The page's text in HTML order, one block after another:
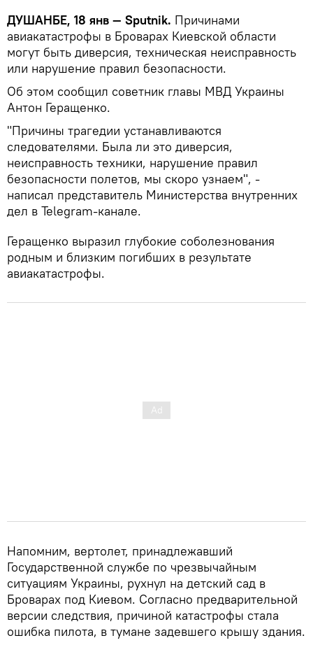
ДУШАНБЕ, 18 янв — Sputnik. Причинами
авиакатастрофы в Броварах Киевской области
могут быть диверсия, техническая неисправность
или нарушение правил безопасности.
Об этом сообщил советник главы МВД Украины
Антон Геращенко.
"Причины трагедии устанавливаются
следователями. Была ли это диверсия,
неисправность техники, нарушение правил
безопасности полетов, мы скоро узнаем", -
написал представитель Министерства внутренних
дел в Telegram-канале.
Геращенко выразил глубокие соболезнования
родным и близким погибших в результате
авиакатастрофы.
Напомним, вертолет, принадлежавший
Государственной службе по чрезвычайным
ситуациям Украины, рухнул на детский сад в
Броварах под Киевом. Согласно предварительной
версии следствия, причиной катастрофы стала
ошибка пилота, в тумане задевшего крышу здания.